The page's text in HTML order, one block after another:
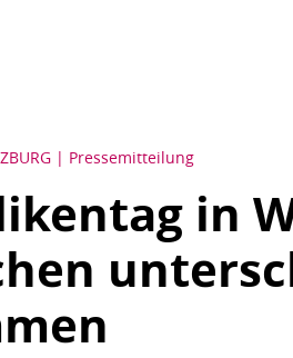
Pressemitteilung
in